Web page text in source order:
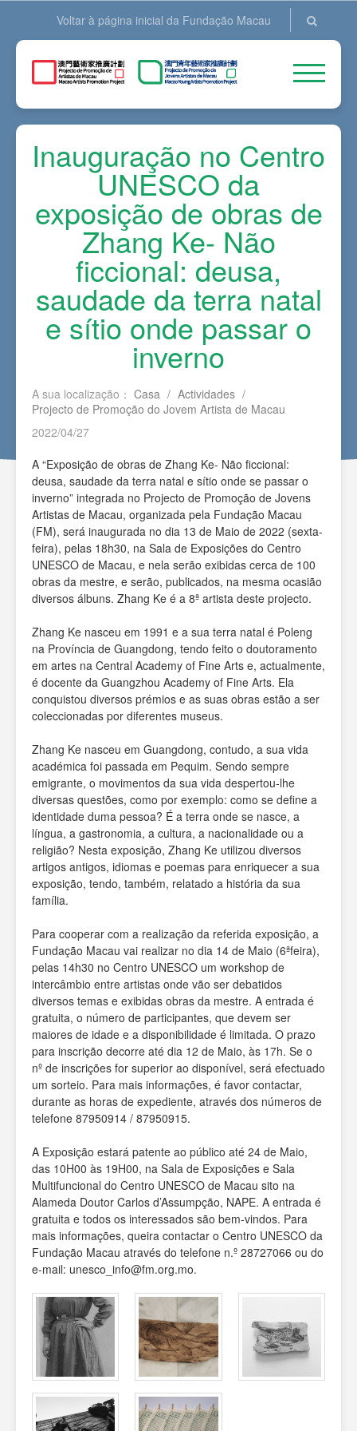
Voltar à página inicial da Fundação Macau
Inauguração no Centro
UNESCO da
exposição de obras de
Zhang Ke- Não
ficcional: deusa,
saudade da terra natal
e sítio onde passar o
inverno
A sua localização： Casa / Actividades /
Projecto de Promoção do Jovem Artista de Macau
2022/04/27
A “Exposição de obras de Zhang Ke- Não ficcional:
deusa, saudade da terra natal e sítio onde se passar o
inverno” integrada no Projecto de Promoção de Jovens
Artistas de Macau, organizada pela Fundação Macau
(FM), será inaugurada no dia 13 de Maio de 2022 (sexta-
feira), pelas 18h30, na Sala de Exposições do Centro
UNESCO de Macau, e nela serão exibidas cerca de 100
obras da mestre, e serão, publicados, na mesma ocasião
diversos álbuns. Zhang Ke é a 8ª artista deste projecto.
Zhang Ke nasceu em 1991 e a sua terra natal é Poleng
na Província de Guangdong, tendo feito o doutoramento
em artes na Central Academy of Fine Arts e, actualmente,
é docente da Guangzhou Academy of Fine Arts. Ela
conquistou diversos prémios e as suas obras estão a ser
coleccionadas por diferentes museus.
Zhang Ke nasceu em Guangdong, contudo, a sua vida
académica foi passada em Pequim. Sendo sempre
emigrante, o movimentos da sua vida despertou-lhe
diversas questões, como por exemplo: como se define a
identidade duma pessoa? É a terra onde se nasce, a
língua, a gastronomia, a cultura, a nacionalidade ou a
religião? Nesta exposição, Zhang Ke utilizou diversos
artigos antigos, idiomas e poemas para enriquecer a sua
exposição, tendo, também, relatado a história da sua
família.
Para cooperar com a realização da referida exposição, a
Fundação Macau vai realizar no dia 14 de Maio (6ªfeira),
pelas 14h30 no Centro UNESCO um workshop de
intercâmbio entre artistas onde vão ser debatidos
diversos temas e exibidas obras da mestre. A entrada é
gratuita, o número de participantes, que devem ser
maiores de idade e a disponibilidade é limitada. O prazo
para inscrição decorre até dia 12 de Maio, às 17h. Se o
nº de inscrições for superior ao disponível, será efectuado
um sorteio. Para mais informações, é favor contactar,
durante as horas de expediente, através dos números de
telefone 87950914 / 87950915.
A Exposição estará patente ao público até 24 de Maio,
das 10H00 às 19H00, na Sala de Exposições e Sala
Multifuncional do Centro UNESCO de Macau sito na
Alameda Doutor Carlos d’Assumpção, NAPE. A entrada é
gratuita e todos os interessados são bem-vindos. Para
mais informações, queira contactar o Centro UNESCO da
Fundação Macau através do telefone n.º 28727066 ou do
e-mail: unesco_info@fm.org.mo.